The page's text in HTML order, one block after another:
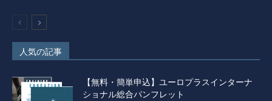
人気の記事
【無料・簡単申込】ユーロプラスインターナ
ショナル総合パンフレット